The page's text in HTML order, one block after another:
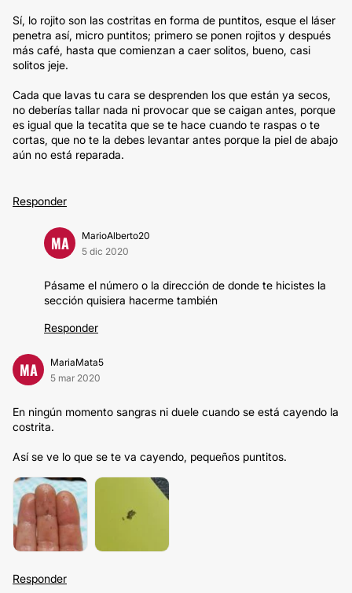
Sí, lo rojito son las costritas en forma de puntitos, esque el láser
penetra así, micro puntitos; primero se ponen rojitos y después
más café, hasta que comienzan a caer solitos, bueno, casi
solitos jeje.
Cada que lavas tu cara se desprenden los que están ya secos,
no deberías tallar nada ni provocar que se caigan antes, porque
es igual que la tecatita que se te hace cuando te raspas o te
cortas, que no te la debes levantar antes porque la piel de abajo
aún no está reparada.
Responder
MA
MarioAlberto20
5 dic 2020
Pásame el número o la dirección de donde te hicistes la
sección quisiera hacerme también
Responder
MA
MariaMata5
5 mar 2020
En ningún momento sangras ni duele cuando se está cayendo la
costrita.
Así se ve lo que se te va cayendo, pequeños puntitos.
Responder